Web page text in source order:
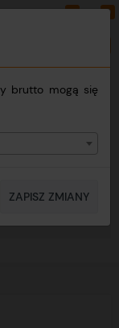
0 0
brutto mogą się
ZAPISZ ZMIANY